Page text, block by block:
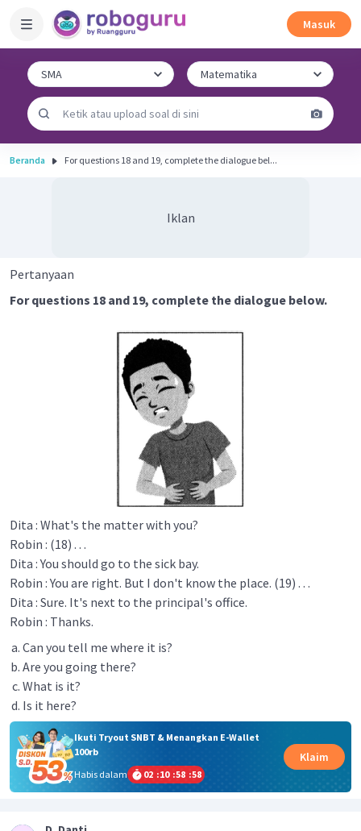
Masuk
Beranda For questions 18 and 19, complete the dialogue bel...
Iklan
Pertanyaan
For questions 18 and 19, complete the dialogue below.
Dita : What's the matter with you?
Robin : (18) . . .
Dita : You should go to the sick bay.
Robin : You are right. But I don't know the place. (19) . . .
Dita : Sure. It's next to the principal's office.
Robin : Thanks.
Can you tell me where it is?
Are you going there?
What is it?
Is it here?
Ikuti Tryout SNBT & Menangkan E-Wallet
100rb
Habis dalam
02 :10 :58 :58
Klaim